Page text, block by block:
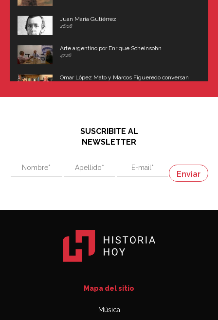
Juan María Gutiérrez
26:08
Arte argentino por Enrique Scheinsohn
47:26
Omar López Mato y Marcos Figueredo conversan
"En política, la estupidez no es una desventaja"
"En política, la estupidez no es una desventaja"
Napoleón
SUSCRIBITE AL
NEWSLETTER
Mapa del sitio
Música